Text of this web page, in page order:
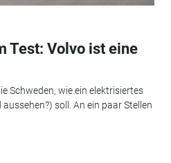
Test: Volvo ist eine
Schweden, wie ein elektrisiertes
soll. An ein paar Stellen